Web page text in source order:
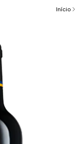
Início